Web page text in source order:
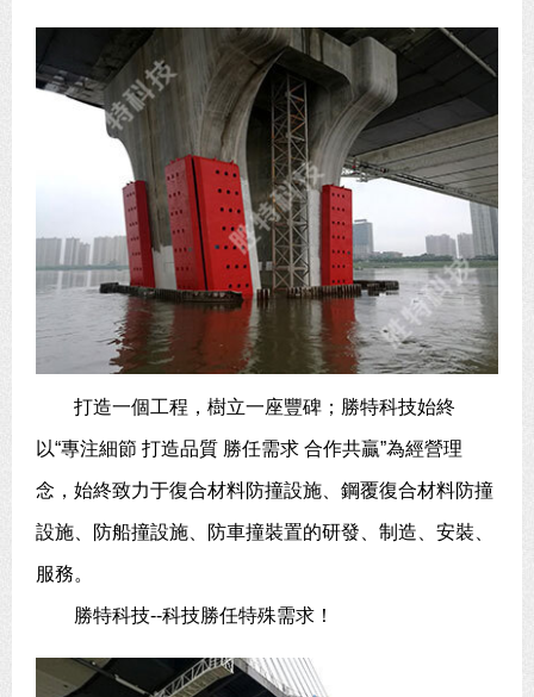
打造一個工程，樹立一座豐碑；勝特科技始終
以“專注細節 打造品質 勝任需求 合作共贏”為經營理
念，始終致力于復合材料防撞設施、鋼覆復合材料防撞
設施、防船撞設施、防車撞裝置的研發、制造、安裝、
服務。
勝特科技--科技勝任特殊需求！